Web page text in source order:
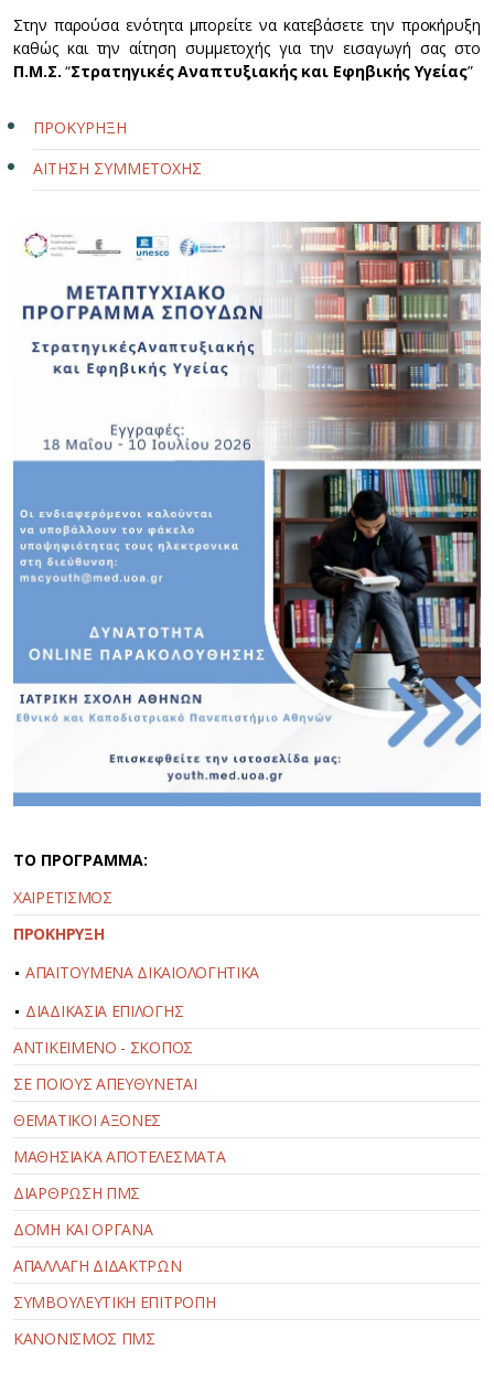
Στην παρούσα ενότητα μπορείτε να κατεβάσετε την προκήρυξη
καθώς και την αίτηση συμμετοχής για την εισαγωγή σας στο
Π.Μ.Σ.“Στρατηγικές Αναπτυξιακής και Εφηβικής Υγείας”
ΠΡΟΚΥΡΗΞΗ
ΑΙΤΗΣΗ ΣΥΜΜΕΤΟΧΗΣ
ΤΟ ΠΡΟΓΡΑΜΜΑ:
ΧΑΙΡΕΤΙΣΜΟΣ
ΠΡΟΚΗΡΥΞΗ
ΑΠΑΙΤΟΥΜΕΝΑ ΔΙΚΑΙΟΛΟΓΗΤΙΚΑ
ΔΙΑΔΙΚΑΣΙΑ ΕΠΙΛΟΓΗΣ
ΑΝΤΙΚΕΙΜΕΝΟ - ΣΚΟΠΟΣ
ΣΕ ΠΟΙΟΥΣ ΑΠΕΥΘΥΝΕΤΑΙ
ΘΕΜΑΤΙΚΟΙ ΑΞΟΝΕΣ
ΜΑΘΗΣΙΑΚΑ ΑΠΟΤΕΛΕΣΜΑΤΑ
ΔΙΑΡΘΡΩΣΗ ΠΜΣ
ΔΟΜΗ ΚΑΙ ΟΡΓΑΝΑ
ΑΠΑΛΛΑΓΗ ΔΙΔΑΚΤΡΩΝ
ΣΥΜΒΟΥΛΕΥΤΙΚΗ ΕΠΙΤΡΟΠΗ
ΚΑΝΟΝΙΣΜΟΣ ΠΜΣ